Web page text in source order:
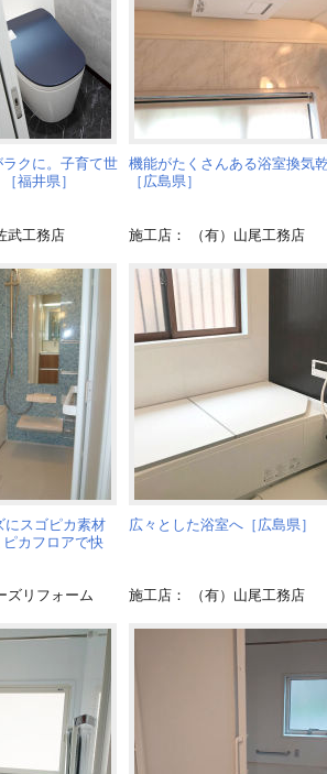
クに。子育て世
福井県］
武工務店
機能がたくさんある浴室換気
［広島県］
施工店： （有）山尾工務店
にスゴピカ素材
カフロアで快
ズリフォーム
広々とした浴室へ［広島県］
施工店： （有）山尾工務店